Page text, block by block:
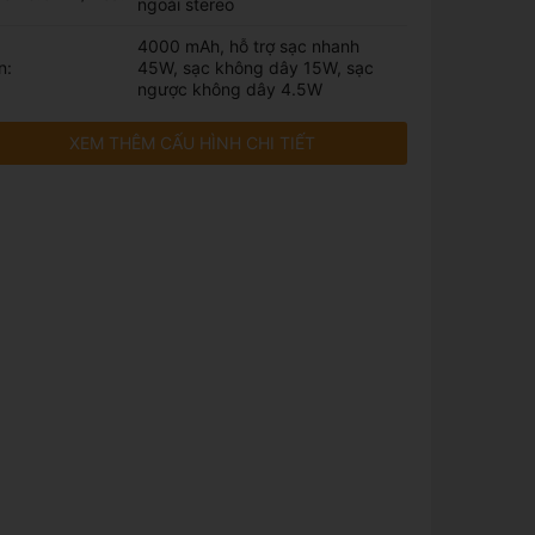
4000 mAh, hỗ trợ sạc nhanh
45W, sạc không dây 15W, sạc
ngược không dây 4.5W
XEM THÊM CẤU HÌNH CHI TIẾT